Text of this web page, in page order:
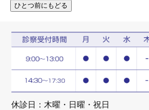
休診日：木曜・日曜・祝日